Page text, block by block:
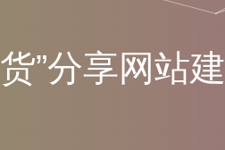
货”分享网站建